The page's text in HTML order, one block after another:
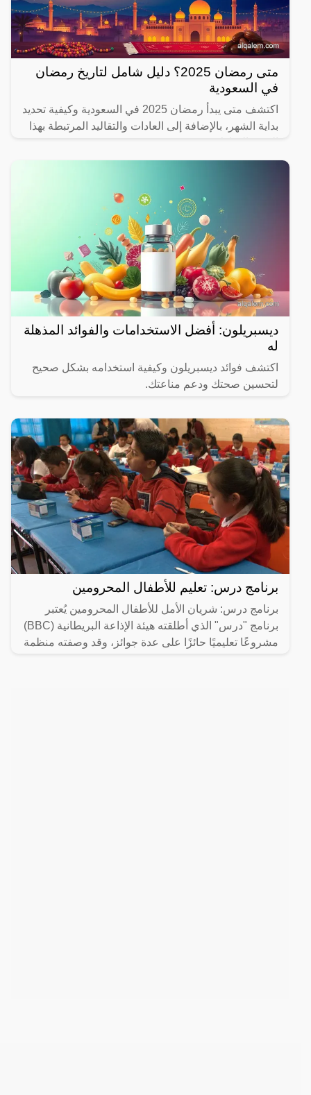
متى رمضان 2025؟ دليل شامل لتاريخ رمضان
في السعودية
اكتشف متى يبدأ رمضان 2025 في السعودية وكيفية تحديد
بداية الشهر، بالإضافة إلى العادات والتقاليد المرتبطة بهذا
ديسبريلون: أفضل الاستخدامات والفوائد المذهلة
له
اكتشف فوائد ديسبريلون وكيفية استخدامه بشكل صحيح
لتحسين صحتك ودعم مناعتك.
برنامج درس: تعليم للأطفال المحرومين
برنامج درس: شريان الأمل للأطفال المحرومين يُعتبر
برنامج "درس" الذي أطلقته هيئة الإذاعة البريطانية (BBC)
مشروعًا تعليميًا حائزًا على عدة جوائز، وقد وصفته منظمة